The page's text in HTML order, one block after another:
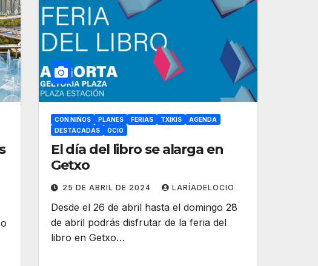
CON NIÑOS PLANES FERIAS TXIKIS
AGENDA
DESTACADAS
OCIO
El día del libro se alarga en
Getxo
25 DE ABRIL DE 2024 LARÍADELOCIO
Desde el 26 de abril hasta el domingo 28
de abril podrás disfrutar de la feria del
libro en Getxo…